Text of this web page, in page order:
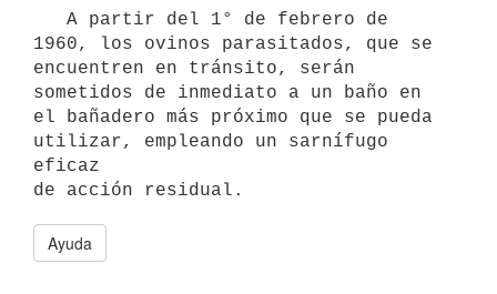
1960, los ovinos parasitados, que se
encuentren en tránsito, serán
sometidos de inmediato a un baño en
el bañadero más próximo que se pueda
utilizar, empleando un sarnífugo
eficaz
de acción residual.
Ayuda